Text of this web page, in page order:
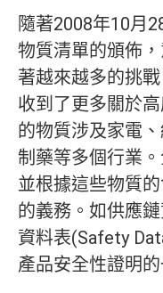
隨著2008年10月
物質清單的頒佈
著越來越多的挑
收到了更多關於
的物質涉及家電
制藥等多個行業
並根據這些物質
的義務。如供應
資料表(Safety
產品安全性證明的